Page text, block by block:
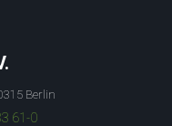
Berlin
61-0